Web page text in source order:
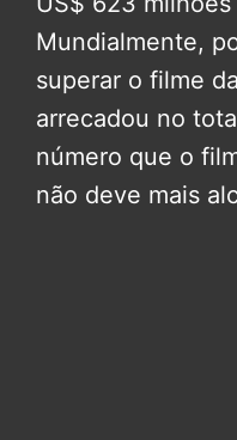
Mundialmente,
superar o filme
arrecadou no
número que o
não deve mais